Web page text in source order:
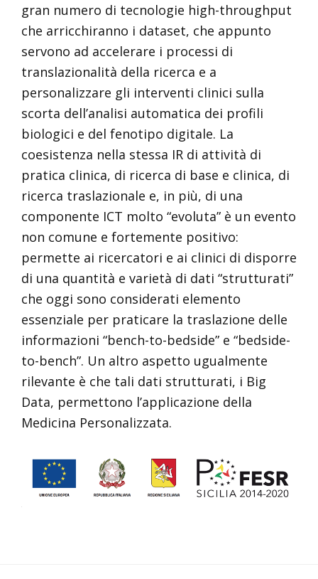
gran numero di tecnologie high-throughput
che arricchiranno i dataset, che appunto
servono ad accelerare i processi di
translazionalità della ricerca e a
personalizzare gli interventi clinici sulla
scorta dell’analisi automatica dei profili
biologici e del fenotipo digitale. La
coesistenza nella stessa IR di attività di
pratica clinica, di ricerca di base e clinica, di
ricerca traslazionale e, in più, di una
componente ICT molto “evoluta” è un evento
non comune e fortemente positivo:
permette ai ricercatori e ai clinici di disporre
di una quantità e varietà di dati “strutturati”
che oggi sono considerati elemento
essenziale per praticare la traslazione delle
informazioni “bench-to-bedside” e “bedside-
to-bench”. Un altro aspetto ugualmente
rilevante è che tali dati strutturati, i Big
Data, permettono l’applicazione della
Medicina Personalizzata.